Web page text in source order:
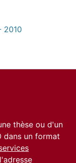
2010
thèse ou d'un
dans un format